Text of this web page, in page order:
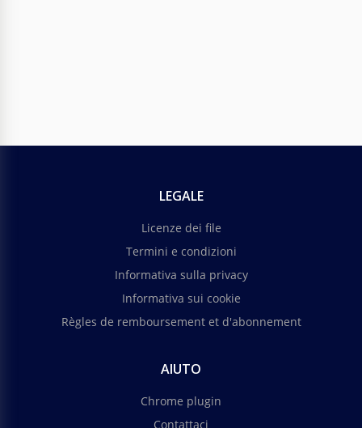
LEGALE
Licenze dei file
Termini e condizioni
Informativa sulla privacy
Informativa sui cookie
Règles de remboursement et d'abonnement
AIUTO
Chrome plugin
Contattaci